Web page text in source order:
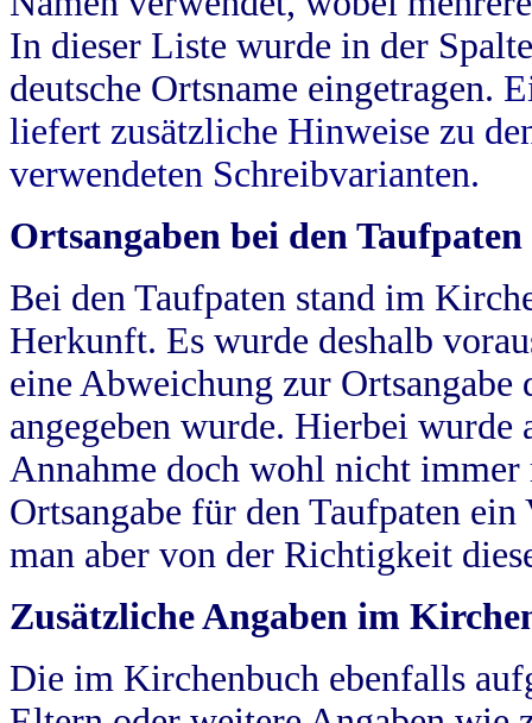
In dieser Liste wurde in der
deutsche Ortsname eingetragen.
liefert zusätzliche Hinweise zu
verwendeten Schreibvarianten.
Ortsangaben bei den Taufpaten
Bei den Taufpaten stand im
Herkunft. Es wurde deshalb
eine Abweichung zur
angegeben wurde. Hierbei wurde
Annahme doch wohl nicht
Ortsangabe für den Taufpaten
man aber von der Richtigkeit
Zusätzliche Angaben im
Die im Kirchenbuch ebenfalls